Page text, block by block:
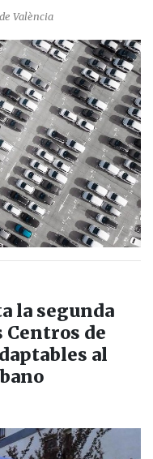
València
la segunda
Centros de
al